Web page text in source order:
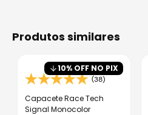
produtos similares
10% OFF NO PIX
(38)
Capacete Race Tech
Signal Monocolor